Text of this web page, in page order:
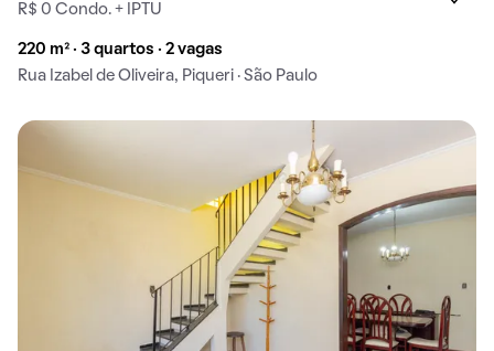
R$ 0 Condo. + IPTU
220 m² · 3 quartos · 2 vagas
Rua Izabel de Oliveira, Piqueri · São Paulo